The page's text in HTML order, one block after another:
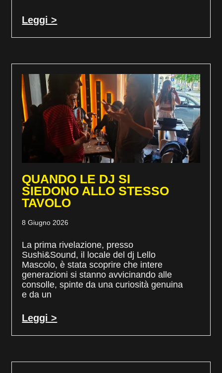
Leggi >
QUANDO LE DJ SI
SIEDONO ALLO STESSO
TAVOLO
8 Giugno 2026
La prima rivelazione, presso
Sushi&Sound, il locale del dj Lello
Mascolo, è stata scoprire che intere
generazioni si stanno avvicinando alle
consolle, spinte da una curiosità genuina
e da un
Leggi >